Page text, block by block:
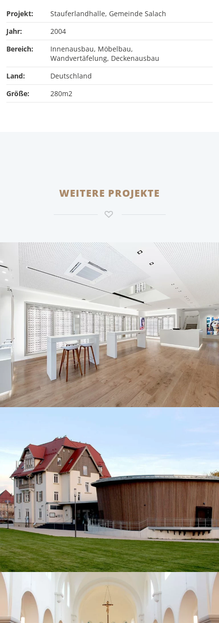
Projekt:
Stauferlandhalle, Gemeinde Salach
Jahr:
2004
Bereich:
Innenausbau, Möbelbau,
Wandvertäfelung, Deckenausbau
Land:
Deutschland
Größe:
280m2
WEITERE PROJEKTE